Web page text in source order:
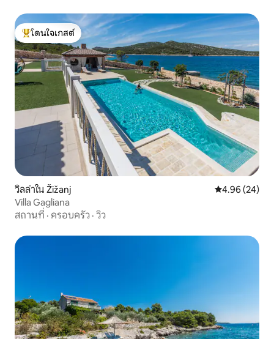
โดนใจเกสต์ที่สุด
โดนใจเกสต์
วิลล่าใน Žižanj คะแนนเฉลี่ย
4.96 (24)
Villa Gagliana
สถานที่ · ครอบครัว · วิว